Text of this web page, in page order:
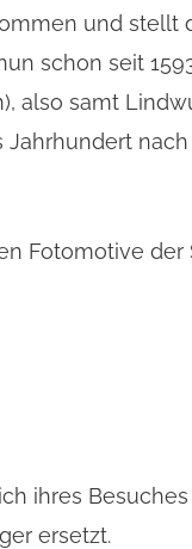
und stellt
schon seit
also samt
Fotomotive der
ihres
ersetzt.